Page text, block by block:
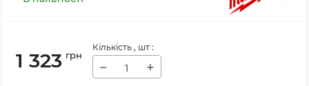
1 323 грн
Кількість , шт :
− +